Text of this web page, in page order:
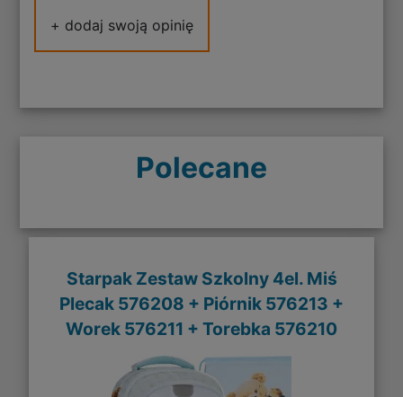
+ dodaj swoją opinię
Polecane
Starpak Zestaw Szkolny 4el. Miś
Plecak 576208 + Piórnik 576213 +
Worek 576211 + Torebka 576210